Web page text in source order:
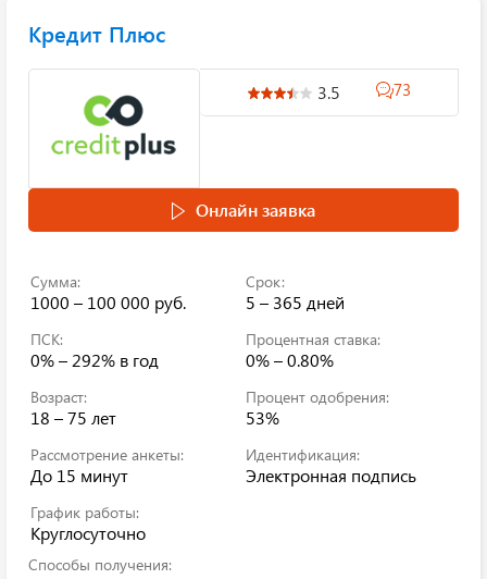
Кредит Плюс
3.5 73
Онлайн заявка
Сумма:
1000 – 100 000 руб.
Срок:
5 – 365 дней
ПСК:
0% – 292% в год
Процентная ставка:
0% – 0.80%
Возраст:
18 – 75 лет
Процент одобрения:
53%
Рассмотрение анкеты:
До 15 минут
Идентификация:
Электронная подпись
График работы:
Круглосуточно
Способы получения: